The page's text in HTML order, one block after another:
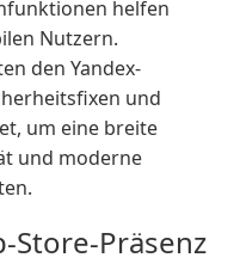
helfen
Nutzern.
den Yandex-
und
um eine breite
und moderne
Store-Präsenz